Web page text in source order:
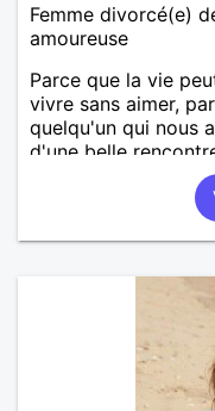
Femme divorcé(e)
amoureuse
Parce que la vie
vivre sans aimer,
quelqu'un qui nous
d'une belle